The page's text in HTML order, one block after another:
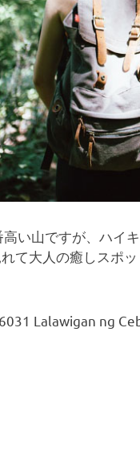
い山ですが、ハイ
て大人の癒しスポッ
Lalawigan ng